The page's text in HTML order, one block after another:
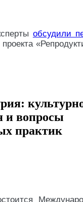
обсудили
и вопросы
практик